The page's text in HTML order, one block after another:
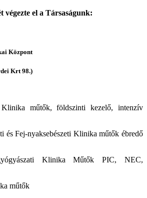
végezte el a Társaságunk:
Központ
Krt 98.)
Klinika műtők, földszinti kezelő, intenzív
és Fej-nyaksebészeti Klinika műtők ébredő
Klinika Műtők PIC, NEC,
műtők